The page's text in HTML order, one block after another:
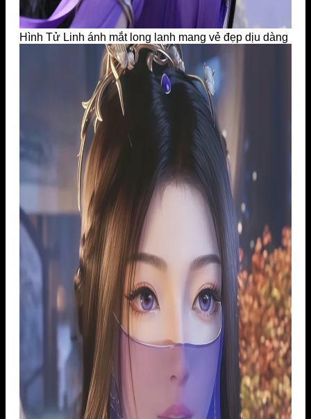
Hình Tử Linh ánh mắt long lanh mang vẻ đẹp dịu dàng